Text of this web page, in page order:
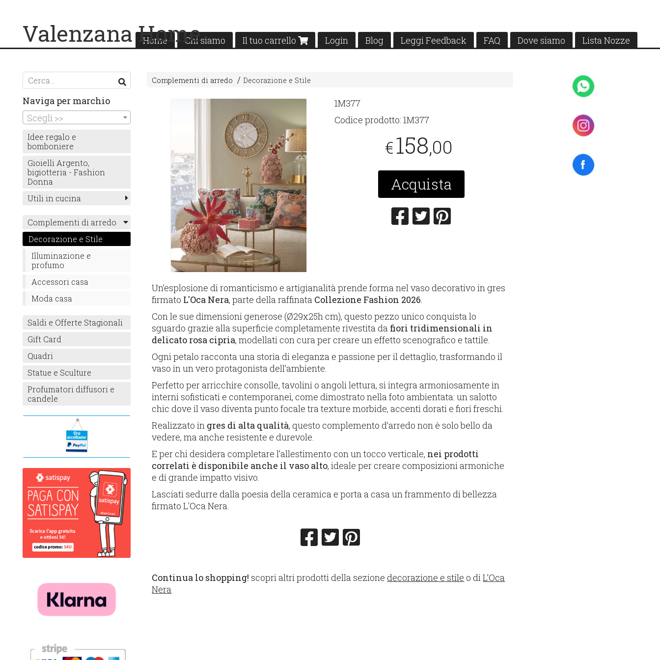
Home Chi siamo Il tuo carrello Login Blog Leggi Feedback FAQ Dove siamo Lista Nozze
Valenzana Home
Complementi di arredo Decorazione e Stile
1M377
Codice prodotto:1M377
€158,00
Acquista
Un’esplosione di romanticismo e artigianalità prende forma nel vaso decorativo in gres
firmato L'Oca Nera, parte della raffinata Collezione Fashion 2026
Con le sue dimensioni generose (Ø29x25h cm), questo pezzo unico conquista lo
sguardo grazie alla superficie completamente rivestita da fiori tridimensionali in
delicato rosa cipria, modellati con cura per creare un effetto scenografico e tattile.
Ogni petalo racconta una storia di eleganza e passione per il dettaglio, trasformando il
vaso in un vero protagonista dell’ambiente.
Perfetto per arricchire consolle, tavolini o angoli lettura, si integra armoniosamente in
interni sofisticati e contemporanei, come dimostrato nella foto ambientata: un salotto
chic dove il vaso diventa punto focale tra texture morbide, accenti dorati e fiori freschi.
Realizzato in gres di alta qualità, questo complemento d’arredo non è solo bello da
vedere, ma anche resistente e durevole.
E per chi desidera completare l’allestimento con un tocco verticale, nei prodotti
correlati è disponibile anche il vaso alto, ideale per creare composizioni armoniche
e di grande impatto visivo.
Lasciati sedurre dalla poesia della ceramica e porta a casa un frammento di bellezza
firmato L'Oca Nera.
Continua lo shopping! scopri altri prodotti della sezione decorazione e stile o diL’Oca
Nera
Naviga per marchio
Scegli >>
Idee regalo e
bomboniere
Gioielli Argento,
bigiotteria - Fashion
Donna
Utili in cucina
Complementi di arredo
Decorazione e Stile
Illuminazione e
profumo
Accessori casa
Moda casa
Saldi e Offerte Stagionali
Gift Card
Quadri
Statue e Sculture
Profumatori diffusori e
candele